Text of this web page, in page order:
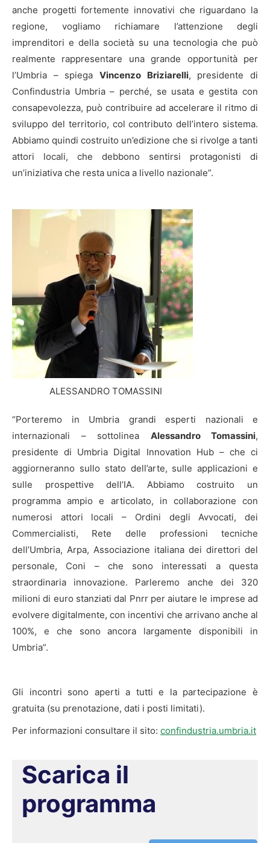
anche progetti fortemente innovativi che riguardano la
regione, vogliamo richiamare l’attenzione degli
imprenditori e della società su una tecnologia che può
realmente rappresentare una grande opportunità per
l’Umbria – spiega Vincenzo Briziarelli, presidente di
Confindustria Umbria – perché, se usata e gestita con
consapevolezza, può contribuire ad accelerare il ritmo di
sviluppo del territorio, col contributo dell’intero sistema.
Abbiamo quindi costruito un’edizione che si rivolge a tanti
attori locali, che debbono sentirsi protagonisti di
un’iniziativa che resta unica a livello nazionale”.
ALESSANDRO TOMASSINI
“Porteremo in Umbria grandi esperti nazionali e
internazionali – sottolinea Alessandro Tomassini,
presidente di Umbria Digital Innovation Hub – che ci
aggiorneranno sullo stato dell’arte, sulle applicazioni e
sulle prospettive dell’IA. Abbiamo costruito un
programma ampio e articolato, in collaborazione con
numerosi attori locali – Ordini degli Avvocati, dei
Commercialisti, Rete delle professioni tecniche
dell’Umbria, Arpa, Associazione italiana dei direttori del
personale, Coni – che sono interessati a questa
straordinaria innovazione. Parleremo anche dei 320
milioni di euro stanziati dal Pnrr per aiutare le imprese ad
evolvere digitalmente, con incentivi che arrivano anche al
100%, e che sono ancora largamente disponibili in
Umbria”.
Gli incontri sono aperti a tutti e la partecipazione è
gratuita (su prenotazione, dati i posti limitati).
Per informazioni consultare il sito: confindustria.umbria.it
Scarica il
programma